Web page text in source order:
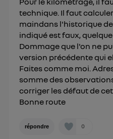
technique. Il faut
maindans l'historique
indiqué est faux,
Dommage que l'on ne
version précédente qui
Faites comme moi.
somme des
corriger les défaut de
Bonne route
répondre 0